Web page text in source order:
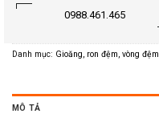
0988.461.465
Danh mục: Gioăng, ron đệm, vòng đệm
MÔ TẢ